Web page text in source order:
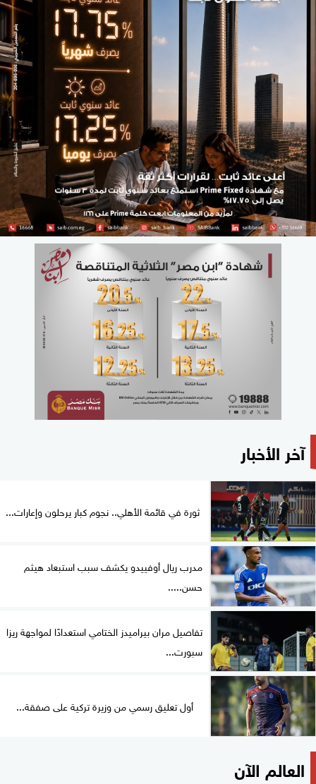
آخر الأخبار
ثورة في قائمة الأهلي.. نجوم كبار يرحلون وإعارات...
مدرب ريال أوفييدو يكشف سبب استبعاد هيثم
حسن.....
تفاصيل مران بيراميدز الختامي استعدادًا لمواجهة ريزا
سبورت...
أول تعليق رسمي من وزيرة تركية على صفقة...
العالم الآن